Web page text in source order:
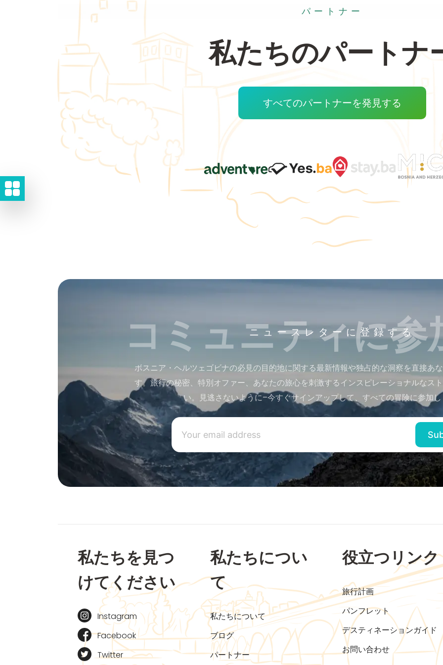
パートナー
私たちのパートナ
すべてのパートナーを発見する
ニュースレターに登録する
コミュニティに参
ボスニア・ヘルツェゴビナの必見の目的地に関する最新情報や独占的な洞察を直接あ
す。旅行の秘密、特別オファー、あなたの旅心を刺激するインスピレーショナルなス
い。見逃さないように–今すぐサインアップして、すべての冒険に参加
私たちを見つ
けてください
Instagram
Facebook
Twitter
私たちについ
て
私たちについて
ブログ
パートナー
役立つリンク
旅行計画
パンフレット
デスティネーションガイド
お問い合わせ